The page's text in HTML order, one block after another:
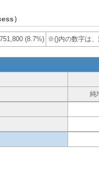
）
(8.7%) ※()内の数字は、
純